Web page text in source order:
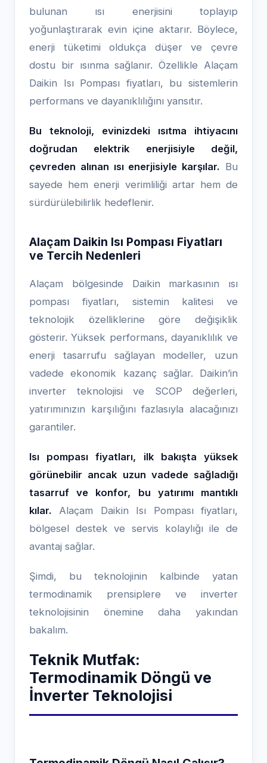
bulunan ısı enerjisini toplayıp
yoğunlaştırarak evin içine aktarır. Böylece,
enerji tüketimi oldukça düşer ve çevre
dostu bir ısınma sağlanır. Özellikle Alaçam
Daikin Isı Pompası fiyatları, bu sistemlerin
performans ve dayanıklılığını yansıtır.
Bu teknoloji, evinizdeki ısıtma ihtiyacını
doğrudan elektrik enerjisiyle değil,
çevreden alınan ısı enerjisiyle karşılar. Bu
sayede hem enerji verimliliği artar hem de
sürdürülebilirlik hedeflenir.
Alaçam Daikin Isı Pompası Fiyatları
ve Tercih Nedenleri
Alaçam bölgesinde Daikin markasının ısı
pompası fiyatları, sistemin kalitesi ve
teknolojik özelliklerine göre değişiklik
gösterir. Yüksek performans, dayanıklılık ve
enerji tasarrufu sağlayan modeller, uzun
vadede ekonomik kazanç sağlar. Daikin’in
inverter teknolojisi ve SCOP değerleri,
yatırımınızın karşılığını fazlasıyla alacağınızı
garantiler.
Isı pompası fiyatları, ilk bakışta yüksek
görünebilir ancak uzun vadede sağladığı
tasarruf ve konfor, bu yatırımı mantıklı
kılar. Alaçam Daikin Isı Pompası fiyatları,
bölgesel destek ve servis kolaylığı ile de
avantaj sağlar.
Şimdi, bu teknolojinin kalbinde yatan
termodinamik prensiplere ve inverter
teknolojisinin önemine daha yakından
bakalım.
Teknik Mutfak:
Termodinamik Döngü ve
İnverter Teknolojisi